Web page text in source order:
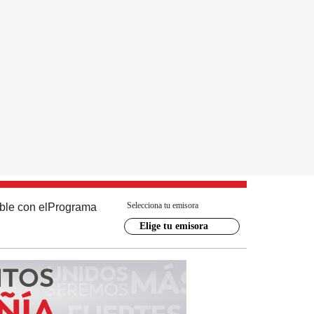
con el Programa Selecciona tu emisora
Elige tu emisora